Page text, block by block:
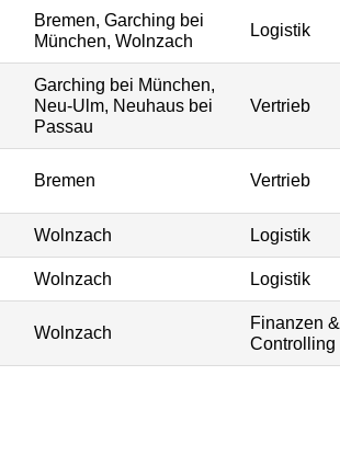
Bremen, Garching bei
München, Wolnzach
Logistik
Garching bei München,
Neu-Ulm, Neuhaus bei
Passau
Vertrieb
Bremen Vertrieb
Wolnzach Logistik
Wolnzach Logistik
Wolnzach
Finanzen &
Controlling